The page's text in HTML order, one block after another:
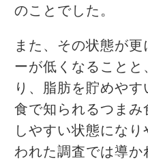
のことでした。
また、その状態が
ーが低くなること
り、脂肪を貯めや
食で知られるつまみ
しやすい状態にな
われた調査では導か